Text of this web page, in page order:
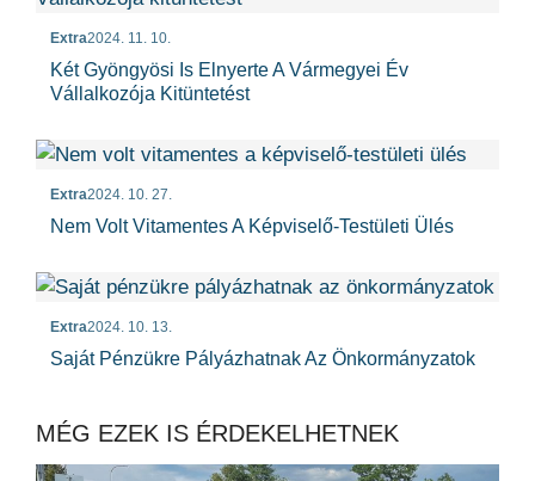
Extra2024. 11. 10.
Két Gyöngyösi Is Elnyerte A Vármegyei Év
Vállalkozója Kitüntetést
Extra2024. 10. 27.
Nem Volt Vitamentes A Képviselő-Testületi Ülés
Extra2024. 10. 13.
Saját Pénzükre Pályázhatnak Az Önkormányzatok
MÉG EZEK IS ÉRDEKELHETNEK